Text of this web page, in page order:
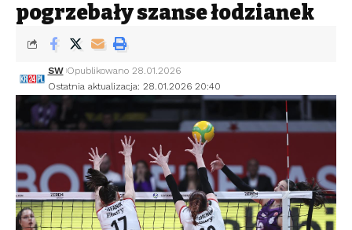
pogrzebały szanse łodzianek
Ostatnia aktualizacja: 28.01.2026 20:40
SW Opublikowano 28.01.2026